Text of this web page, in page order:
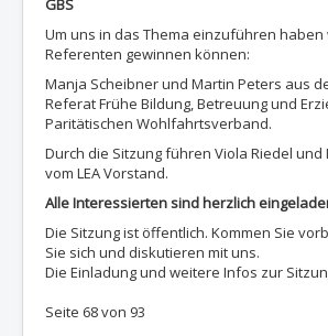
GBS
Um uns in das Thema einzuführen
Referenten gewinnen können:
Manja Scheibner und Martin Peters aus
Referat Frühe Bildung, Betreuung und
Paritätischen Wohlfahrtsverband.
Durch die Sitzung führen Viola Riedel und
vom LEA Vorstand.
Alle Interessierten sind herzlich
Die Sitzung ist öffentlich. Kommen Sie
Sie sich und diskutieren mit uns.
Die Einladung und weitere Infos zur
Seite 68 von 93